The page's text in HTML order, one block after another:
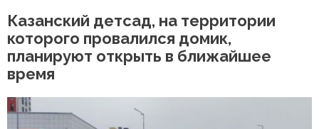
Казанский детсад, на территории
которого провалился домик,
планируют открыть в ближайшее
время